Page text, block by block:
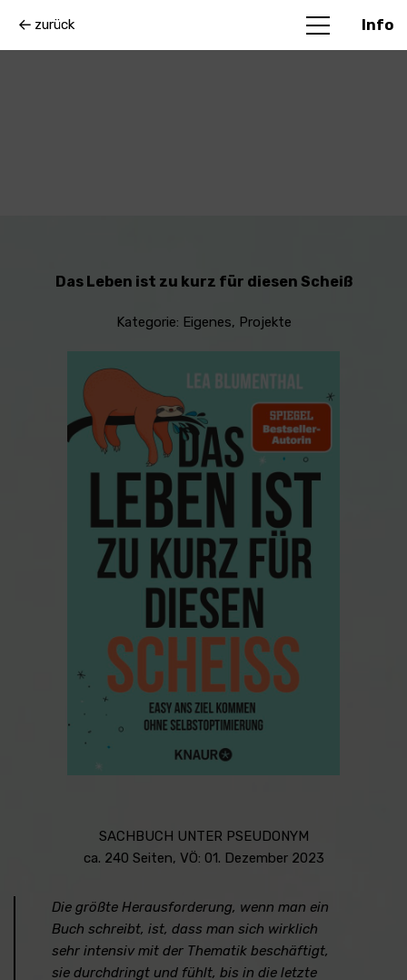
zurück Info
Das Leben ist zu kurz für diesen Scheiß
Kategorie: Eigenes, Projekte
SACHBUCH UNTER PSEUDONYM
ca. 240 Seiten, VÖ: 01. Dezember 2023
Die größte Herausforderung, wenn man ein
Buch schreibt, ist, dass man sich wirklich
sehr intensiv mit der Thematik beschäftigt,
sie durchdringt und fühlt, bis in die letzte